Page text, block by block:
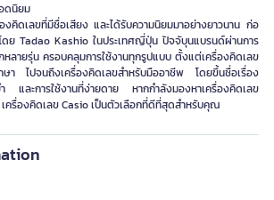
ดนิยม
คิดเลขที่มีชื่อเสียง และได้รับความนิยมมาอย่างยาวนาน ก่อ
ย Tadao Kashio ในประเทศญี่ปุ่น ปัจจับุนแบรนด์ผ่านการ
ลายรุ่น ครอบคลุมการใช้งานทุกรูปแบบ ตั้งแต่เครื่องคิดเลข
า ไปจนถึงเครื่องคิดเลขสำหรับมืออาชีพ โดยขึ้นชื่อเรื่อง
ละการใช้งานที่ง่ายดาย หากกำลังมองหาเครื่องคิดเลข
ครื่องคิดเลข Casio เป็นตัวเลือกที่ดีที่สุดสำหรับคุณ